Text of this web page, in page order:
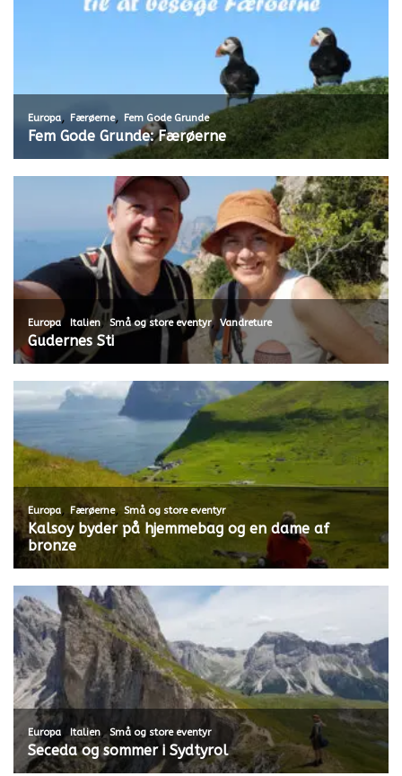
Europa, Færøerne, Fem Gode Grunde
Fem Gode Grunde: Færøerne
Europa, Italien,Små og store eventyr, Vandreture
Gudernes Sti
Europa, Færøerne, Små og store eventyr
Kalsoy byder på hjemmebag og en dame af
bronze
Europa, Italien,Små og store eventyr
Seceda og sommer i Sydtyrol